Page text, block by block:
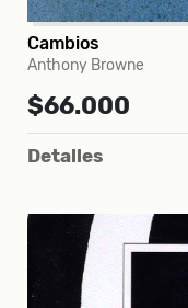
Cambios
Anthony Browne
$66.000
Detalles